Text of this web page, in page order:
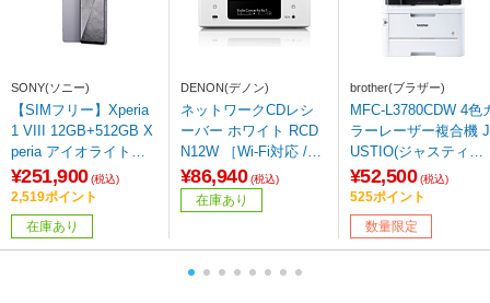
SONY(ソニー)
【SIMフリー】Xperia
1 VIII 12GB+512GB X
peria アイオライトシ
ルバー XQ-GE44 S2J
PCX0
¥251,900 (税込)
2,519ポイント
在庫あり
DENON(デノン)
ネットワークCDレシ
ーバー ホワイト RCD
N12W ［Wi-Fi対応 /Bl
uetooth対応 /ハイレゾ
対応 /ワイドFM対応］
¥86,940 (税込)
在庫あり
brother(ブラザー)
MFC-L3780CDW 4色
ラーレーザー複合機 J
USTIO(ジャスティオ)
［はがき～A4］
¥52,500 (税込)
525ポイント
数量限定